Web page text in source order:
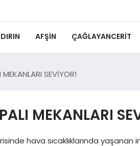
AFŞİN ÇAĞLAYANCERİT
SEVİYOR!
MEKANLARI
hava sıcaklıklarında yaşanan